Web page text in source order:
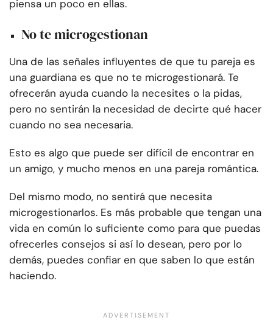
piensa un poco en ellas.
No te microgestionan
Una de las señales influyentes de que tu pareja es
una guardiana es que no te microgestionará. Te
ofrecerán ayuda cuando la necesites o la pidas,
pero no sentirán la necesidad de decirte qué hacer
cuando no sea necesaria.
Esto es algo que puede ser difícil de encontrar en
un amigo, y mucho menos en una pareja romántica.
Del mismo modo, no sentirá que necesita
microgestionarlos. Es más probable que tengan una
vida en común lo suficiente como para que puedas
ofrecerles consejos si así lo desean, pero por lo
demás, puedes confiar en que saben lo que están
haciendo.